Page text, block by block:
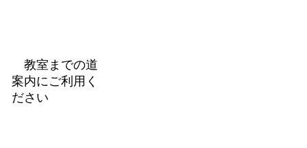
教室までの道
案内にご利用く
ださい